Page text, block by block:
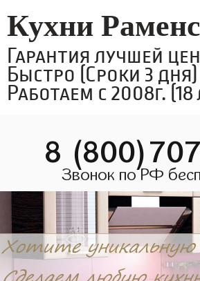
Кухни
Гарантия лучшей
Быстро (Сроки 3 дня)
Работаем с 2008г. (18
8
Звонок по РФ